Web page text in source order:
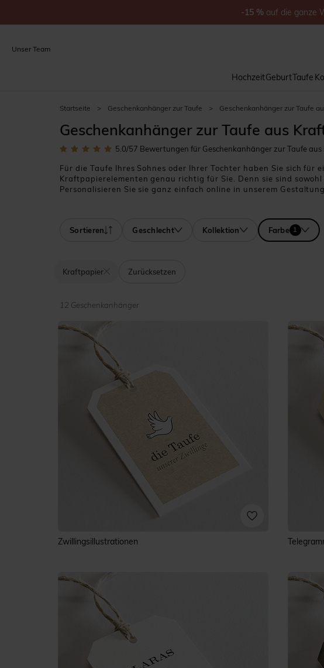
Unser Team
HochzeitGeburtTaufe
Startseite > Geschenkanhänger zur Taufe > Geschenkanhänger zur Taufe
Geschenkanhänger zur Taufe aus
5.0/57 Bewertungen für Geschenkanhänger zur Taufe
Für die Taufe Ihres Sohnes oder Ihrer Tochter haben Sie sich
Kraftpapierelementen genau richtig für Sie. Denn sie sind
Personalisieren Sie sie ganz einfach online in unserem
bieten Ihnen eine ganze Reihe von Möglichkeiten, um die Taufe
Sortieren Geschlecht Kollektion Farbe 1
Kraftpapier Zurücksetzen
12 Geschenkanhänger
Zwillingsillustrationen
-15 % auf die ganze